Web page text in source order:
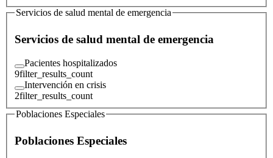
Servicios de salud mental de emergencia
Servicios de salud mental de emergencia
Pacientes hospitalizados
9filter_results_count
Intervención en crisis
2filter_results_count
Poblaciones Especiales
Poblaciones Especiales